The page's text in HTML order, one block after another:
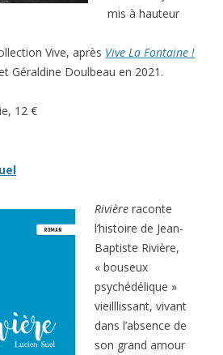
mis à hauteur
Vive, après Vive La Fontaine !
Géraldine Doulbeau en 2021.
12 €
Rivière raconte
l’histoire de Jean-
Baptiste Rivière,
« bouseux
psychédélique »
vieilllissant, vivant
dans l’absence de
son grand amour